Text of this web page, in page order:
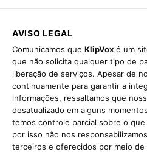
AVISO LEGAL
Comunicamos que KlipVox é um
que não solicita qualquer tipo de
liberação de serviços. Apesar de
continuamente para garantir a
informações, ressaltamos que
desatualizado em alguns
temos controle parcial sobre o
por isso não nos
terceiros e oferecidos por meio de